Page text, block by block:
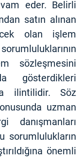
eder. Belirli
satın alınan
olan işlem
sözleşmesini
gösterdikleri
ilintilidir. Söz
uzman
sorumlulukların
önemli